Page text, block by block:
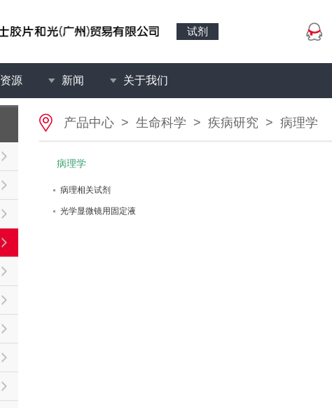
试剂
资源 新闻 关于我们
产品中心 > 生命科学 > 疾病研究 > 病理学
病理学
病理相关试剂
光学显微镜用固定液